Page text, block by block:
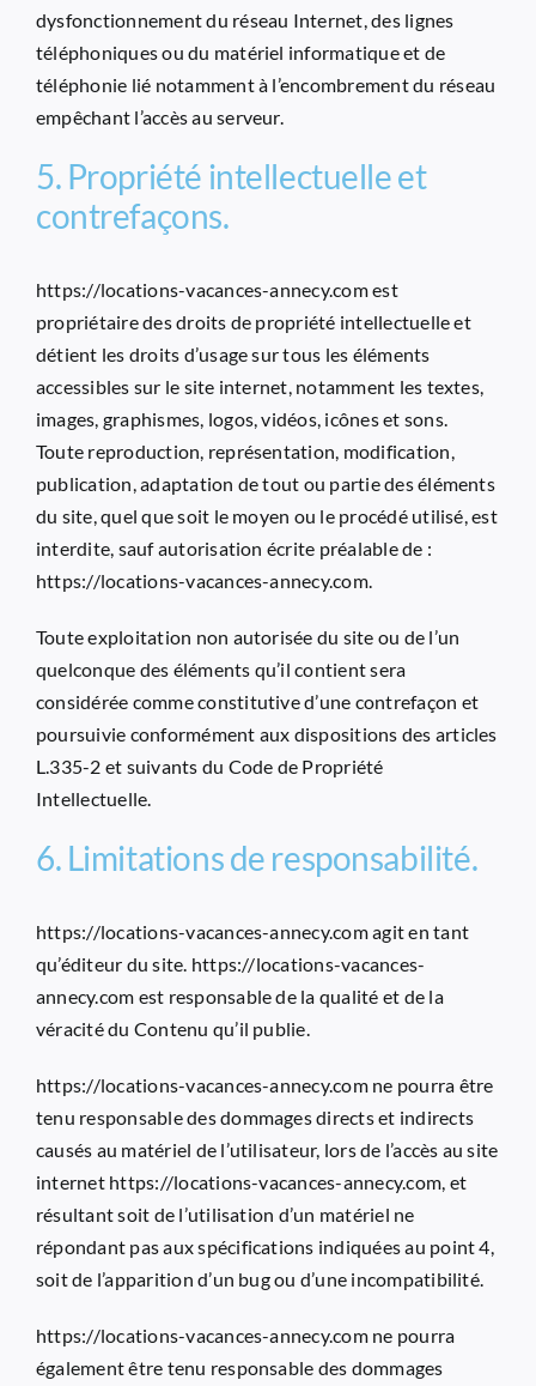
dysfonctionnement du réseau Internet, des lignes
téléphoniques ou du matériel informatique et de
téléphonie lié notamment à l’encombrement du réseau
empêchant l’accès au serveur.
5. Propriété intellectuelle et
contrefaçons.
https://locations-vacances-annecy.comest
propriétaire des droits de propriété intellectuelle et
détient les droits d’usage sur tous les éléments
accessibles sur le site internet, notamment les textes,
images, graphismes, logos, vidéos, icônes et sons.
Toute reproduction, représentation, modification,
publication, adaptation de tout ou partie des éléments
du site, quel que soit le moyen ou le procédé utilisé, est
interdite, sauf autorisation écrite préalable de :
https://locations-vacances-annecy.com.
Toute exploitation non autorisée du site ou de l’un
quelconque des éléments qu’il contient sera
considérée comme constitutive d’une contrefaçon et
poursuivie conformément aux dispositions des articles
L.335-2 et suivants du Code de Propriété
Intellectuelle.
6. Limitations de responsabilité.
https://locations-vacances-annecy.comagit en tant
qu’éditeur du site. https://locations-vacances-
annecy.com est responsable de la qualité et de la
véracité du Contenu qu’il publie.
https://locations-vacances-annecy.comne pourra être
tenu responsable des dommages directs et indirects
causés au matériel de l’utilisateur, lors de l’accès au site
internet https://locations-vacances-annecy.com , et
résultant soit de l’utilisation d’un matériel ne
répondant pas aux spécifications indiquées au point 4,
soit de l’apparition d’un bug ou d’une incompatibilité.
https://locations-vacances-annecy.comne pourra
également être tenu responsable des dommages